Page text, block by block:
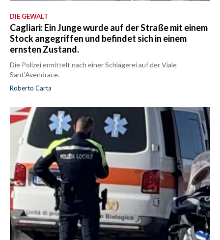
DIE GEWALT
Cagliari: Ein Junge wurde auf der Straße mit einem
Stock angegriffen und befindet sich in einem
ernsten Zustand.
Die Polizei ermittelt nach einer Schlägerei auf der Viale
Sant'Avendrace.
Roberto Carta